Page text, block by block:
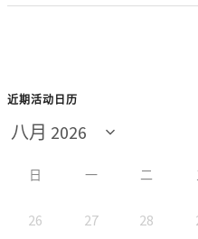
近期活动日历
日 一 二
26 27 28